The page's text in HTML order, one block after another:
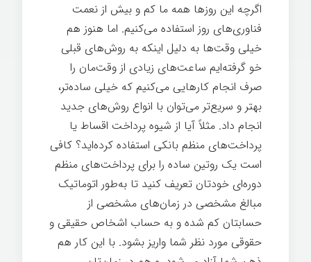
اگرچه این روزها همه ما کم و بیش از نعمت
فناوری‌های روز استفاده می‌کنیم. اما هنوز هم
خیلی وقت‌ها به دلیل اینکه به روش‌های قبلی
خو گرفته‌ایم ساعت‌های زیادی از وقت‌مان را
صرف انجام کارهایی می‌کنیم که خیلی ساده‌تر،
بهتر و سریع‌تر می‌توان با انواع روش‌های جدید
انجام داد. مثلاً آیا از شیوه پرداخت اقساط یا
پرداخت‌های منظم بانکی استفاده کرده‌اید؟ کافی
است یک روتین ساده را برای پرداخت‌های منظم
دوره‌ای خودتان تعریف کنید تا به‌طور اتوماتیک
مبالغ مشخصی در زمان‌های مشخصی از
حسابتان کم شده و به حساب اشخاص حقیقی و
حقوقی مورد نظر شما واریز بشود. با این کار هم